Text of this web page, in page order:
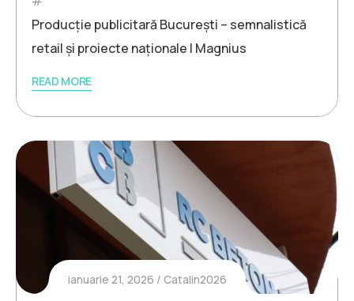
Producție publicitară București – semnalistică
retail și proiecte naționale | Magnius
READ MORE
ianuarie 21, 2026 Catalin2026